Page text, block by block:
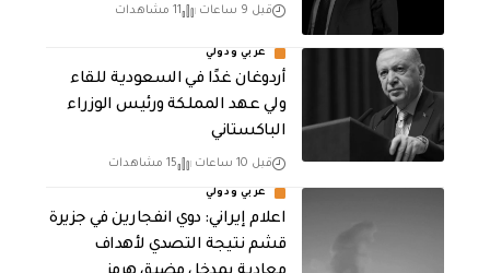
قبل 9 ساعات 11 مشاهدات
عربي ودولي
أردوغان غدًا في السعودية للقاء
ولي عهد المملكة ورئيس الوزراء
الباكستاني
قبل 10 ساعات 15 مشاهدات
عربي ودولي
اعلام إيراني: دوي انفجارين في جزيرة
قشم نتيجة التصدي لأهداف